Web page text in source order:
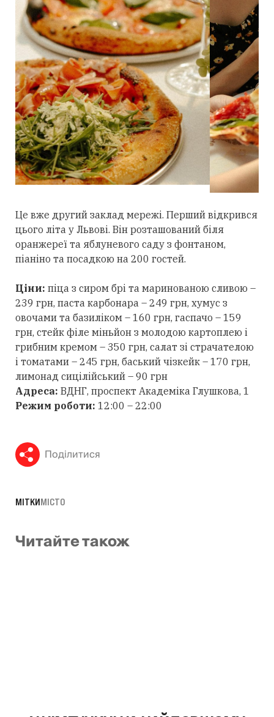
Це вже другий заклад мережі. Перший відкрився
цього літа у Львові. Він розташований біля
оранжереї та яблуневого саду з фонтаном,
піаніно та посадкою на 200 гостей.
Ціни: піца з сиром брі та маринованою сливою –
239 грн, паста карбонара – 249 грн, хумус з
овочами та базиліком – 160 грн, гаспачо – 159
грн, стейк філе міньйон з молодою картоплею і
грибним кремом – 350 грн, салат зі страчателою
і томатами – 245 грн, баський чізкейк – 170 грн,
лимонад сицілійський – 90 грн
Адреса: ВДНГ, проспект Академіка Глушкова, 1
Режим роботи: 12:00 – 22:00
Поділитися
МІТКИМІСТО
Читайте також